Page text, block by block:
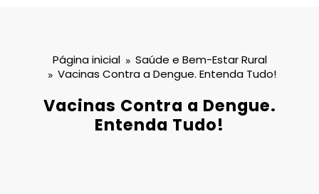
Página inicial
Saúde e Bem-Estar Rural
Vacinas Contra a Dengue. Entenda Tudo!
Vacinas Contra a Dengue.
Entenda Tudo!